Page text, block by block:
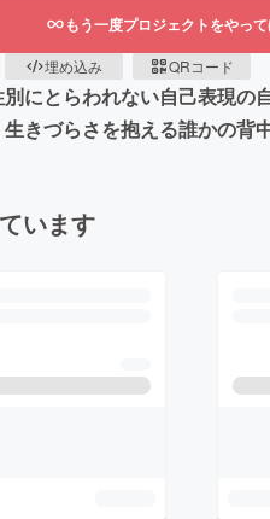
もう一度プロジェクトをやっ
埋め込み QRコード
にとらわれない自己表現
きづらさを抱える誰かの背
います